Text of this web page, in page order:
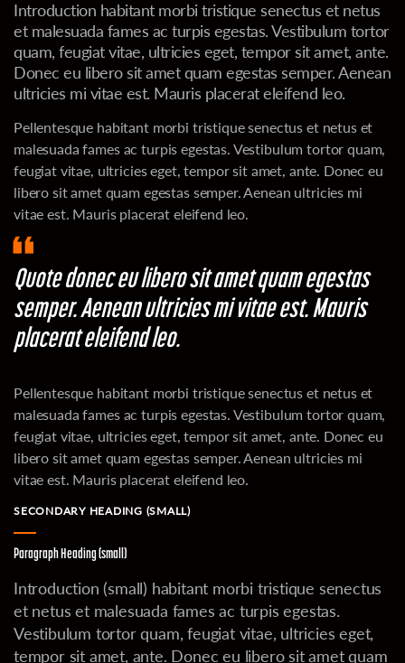
Introduction habitant morbi tristique senectus et netus
et malesuada fames ac turpis egestas. Vestibulum tortor
quam, feugiat vitae, ultricies eget, tempor sit amet, ante.
Donec eu libero sit amet quam egestas semper. Aenean
ultricies mi vitae est. Mauris placerat eleifend leo.
Pellentesque habitant morbi tristique senectus et netus et
malesuada fames ac turpis egestas. Vestibulum tortor quam,
feugiat vitae, ultricies eget, tempor sit amet, ante. Donec eu
libero sit amet quam egestas semper. Aenean ultricies mi
vitae est. Mauris placerat eleifend leo.
Quote donec eu libero sit amet quam egestas
semper. Aenean ultricies mi vitae est. Mauris
placerat eleifend leo.
Pellentesque habitant morbi tristique senectus et netus et
malesuada fames ac turpis egestas. Vestibulum tortor quam,
feugiat vitae, ultricies eget, tempor sit amet, ante. Donec eu
libero sit amet quam egestas semper. Aenean ultricies mi
vitae est. Mauris placerat eleifend leo.
SECONDARY HEADING (SMALL)
Paragraph Heading (small)
Introduction (small) habitant morbi tristique senectus
et netus et malesuada fames ac turpis egestas.
Vestibulum tortor quam, feugiat vitae, ultricies eget,
tempor sit amet, ante. Donec eu libero sit amet quam